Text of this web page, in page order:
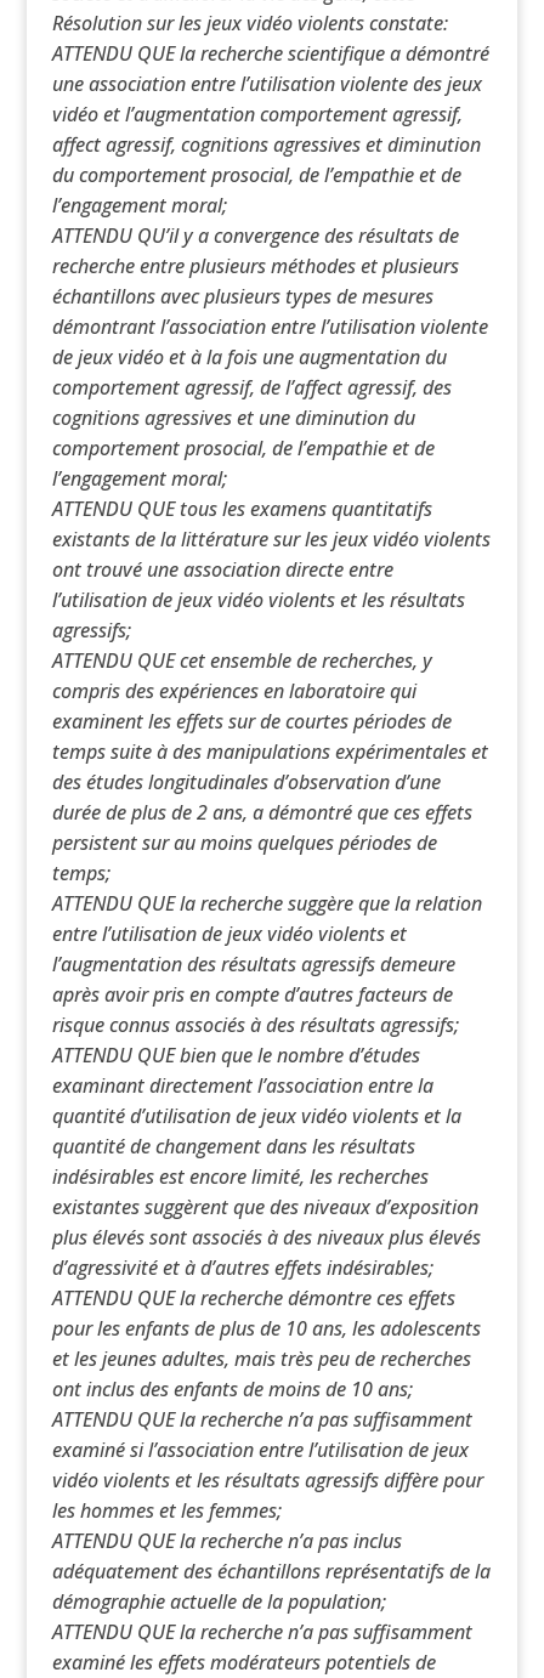
Résolution sur les jeux vidéo violents constate:
ATTENDU QUE la recherche scientifique a démontré
une association entre l’utilisation violente des jeux
vidéo et l’augmentation comportement agressif,
affect agressif, cognitions agressives et diminution
du comportement prosocial, de l’empathie et de
l’engagement moral;
ATTENDU QU’il y a convergence des résultats de
recherche entre plusieurs méthodes et plusieurs
échantillons avec plusieurs types de mesures
démontrant l’association entre l’utilisation violente
de jeux vidéo et à la fois une augmentation du
comportement agressif, de l’affect agressif, des
cognitions agressives et une diminution du
comportement prosocial, de l’empathie et de
l’engagement moral;
ATTENDU QUE tous les examens quantitatifs
existants de la littérature sur les jeux vidéo violents
ont trouvé une association directe entre
l’utilisation de jeux vidéo violents et les résultats
agressifs;
ATTENDU QUE cet ensemble de recherches, y
compris des expériences en laboratoire qui
examinent les effets sur de courtes périodes de
temps suite à des manipulations expérimentales et
des études longitudinales d’observation d’une
durée de plus de 2 ans, a démontré que ces effets
persistent sur au moins quelques périodes de
temps;
ATTENDU QUE la recherche suggère que la relation
entre l’utilisation de jeux vidéo violents et
l’augmentation des résultats agressifs demeure
après avoir pris en compte d’autres facteurs de
risque connus associés à des résultats agressifs;
ATTENDU QUE bien que le nombre d’études
examinant directement l’association entre la
quantité d’utilisation de jeux vidéo violents et la
quantité de changement dans les résultats
indésirables est encore limité, les recherches
existantes suggèrent que des niveaux d’exposition
plus élevés sont associés à des niveaux plus élevés
d’agressivité et à d’autres effets indésirables;
ATTENDU QUE la recherche démontre ces effets
pour les enfants de plus de 10 ans, les adolescents
et les jeunes adultes, mais très peu de recherches
ont inclus des enfants de moins de 10 ans;
ATTENDU QUE la recherche n’a pas suffisamment
examiné si l’association entre l’utilisation de jeux
vidéo violents et les résultats agressifs diffère pour
les hommes et les femmes;
ATTENDU QUE la recherche n’a pas inclus
adéquatement des échantillons représentatifs de la
démographie actuelle de la population;
ATTENDU QUE la recherche n’a pas suffisamment
examiné les effets modérateurs potentiels de